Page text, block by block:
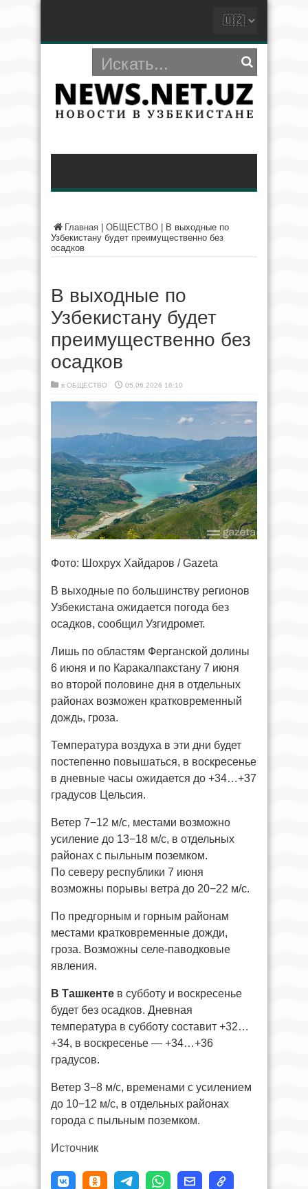
Главная ОБЩЕСТВО
В выходные по
Узбекистану будет преимущественно без
осадков
В выходные по
Узбекистану будет
преимущественно без
осадков
в ОБЩЕСТВО 05.06.2026 16:10
Фото: Шохрух Хайдаров / Gazeta
В выходные по большинству регионов
Узбекистана ожидается погода без
осадков, сообщил Узгидромет.
Лишь по областям Ферганской долины
6 июня и по Каракалпакстану 7 июня
во второй половине дня в отдельных
районах возможен кратковременный
дождь, гроза.
Температура воздуха в эти дни будет
постепенно повышаться, в воскресенье
в дневные часы ожидается до +34…+37
градусов Цельсия.
Ветер 7−12 м/с, местами возможно
усиление до 13−18 м/с, в отдельных
районах с пыльным поземком.
По северу республики 7 июня
возможны порывы ветра до 20−22 м/с.
По предгорным и горным районам
местами кратковременные дожди,
гроза. Возможны селе-паводковые
явления.
В Ташкенте в субботу и воскресенье
будет без осадков. Дневная
температура в субботу составит +32…
+34, в воскресенье — +34…+36
градусов.
Ветер 3−8 м/с, временами с усилением
до 10−12 м/с, в отдельных районах
города с пыльным поземком.
Источник